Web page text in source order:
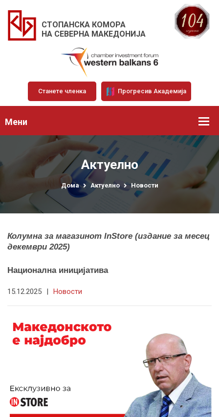
СТОПАНСКА КОМОРА
НА СЕВЕРНА МАКЕДОНИЈА
Станете членка Прогресив Академија
Мени
Актуелно
Дома Актуелно Новости
Колумна за магазинот InStore (издание за месец
декември 2025)
Национална иницијатива
15.12.2025 | Новости